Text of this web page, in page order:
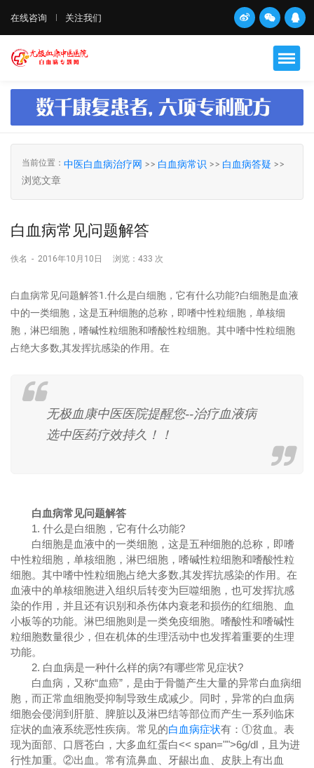
在线咨询 关注我们
当前位置： 中医白血病治疗网 >> 白血病常识 >> 白血病答疑 >>
浏览文章
白血病常见问题解答
佚名 - 2016年10月10日 浏览： 433 次
白血病常见问题解答1.什么是白细胞，它有什么功能?白细胞是血液
中的一类细胞，这是五种细胞的总称，即嗜中性粒细胞，单核细
胞，淋巴细胞，嗜碱性粒细胞和嗜酸性粒细胞。其中嗜中性粒细胞
占绝大多数,其发挥抗感染的作用。在
无极血康中医医院提醒您--治疗血液病
选中医药疗效持久！！
白血病常见问题解答
1. 什么是白细胞，它有什么功能?
白细胞是血液中的一类细胞，这是五种细胞的总称，即嗜
中性粒细胞，单核细胞，淋巴细胞，嗜碱性粒细胞和嗜酸性粒
细胞。其中嗜中性粒细胞占绝大多数,其发挥抗感染的作用。在
血液中的单核细胞进入组织后转变为巨噬细胞，也可发挥抗感
染的作用，并且还有识别和杀伤体内衰老和损伤的红细胞、血
小板等的功能。淋巴细胞则是一类免疫细胞。嗜酸性和嗜碱性
粒细胞数量很少，但在机体的生理活动中也发挥着重要的生理
功能。
2. 白血病是一种什么样的病?有哪些常见症状?
白血病，又称“血癌”，是由于骨髓产生大量的异常白血病细
胞，而正常血细胞受抑制导致生成减少。同时，异常的白血病
细胞会侵润到肝脏、脾脏以及淋巴结等部位而产生一系列临床
症状的血液系统恶性疾病。常见的白血病症状有：①贫血。表
现为面部、口唇苍白，大多血红蛋白<< span="">6g/dl，且为进
行性加重。②出血。常有流鼻血、牙龈出血、皮肤上有出血